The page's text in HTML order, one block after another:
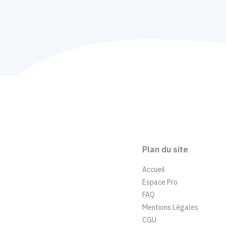
Plan du site
Accueil
Espace Pro
FAQ
Mentions Légales
CGU